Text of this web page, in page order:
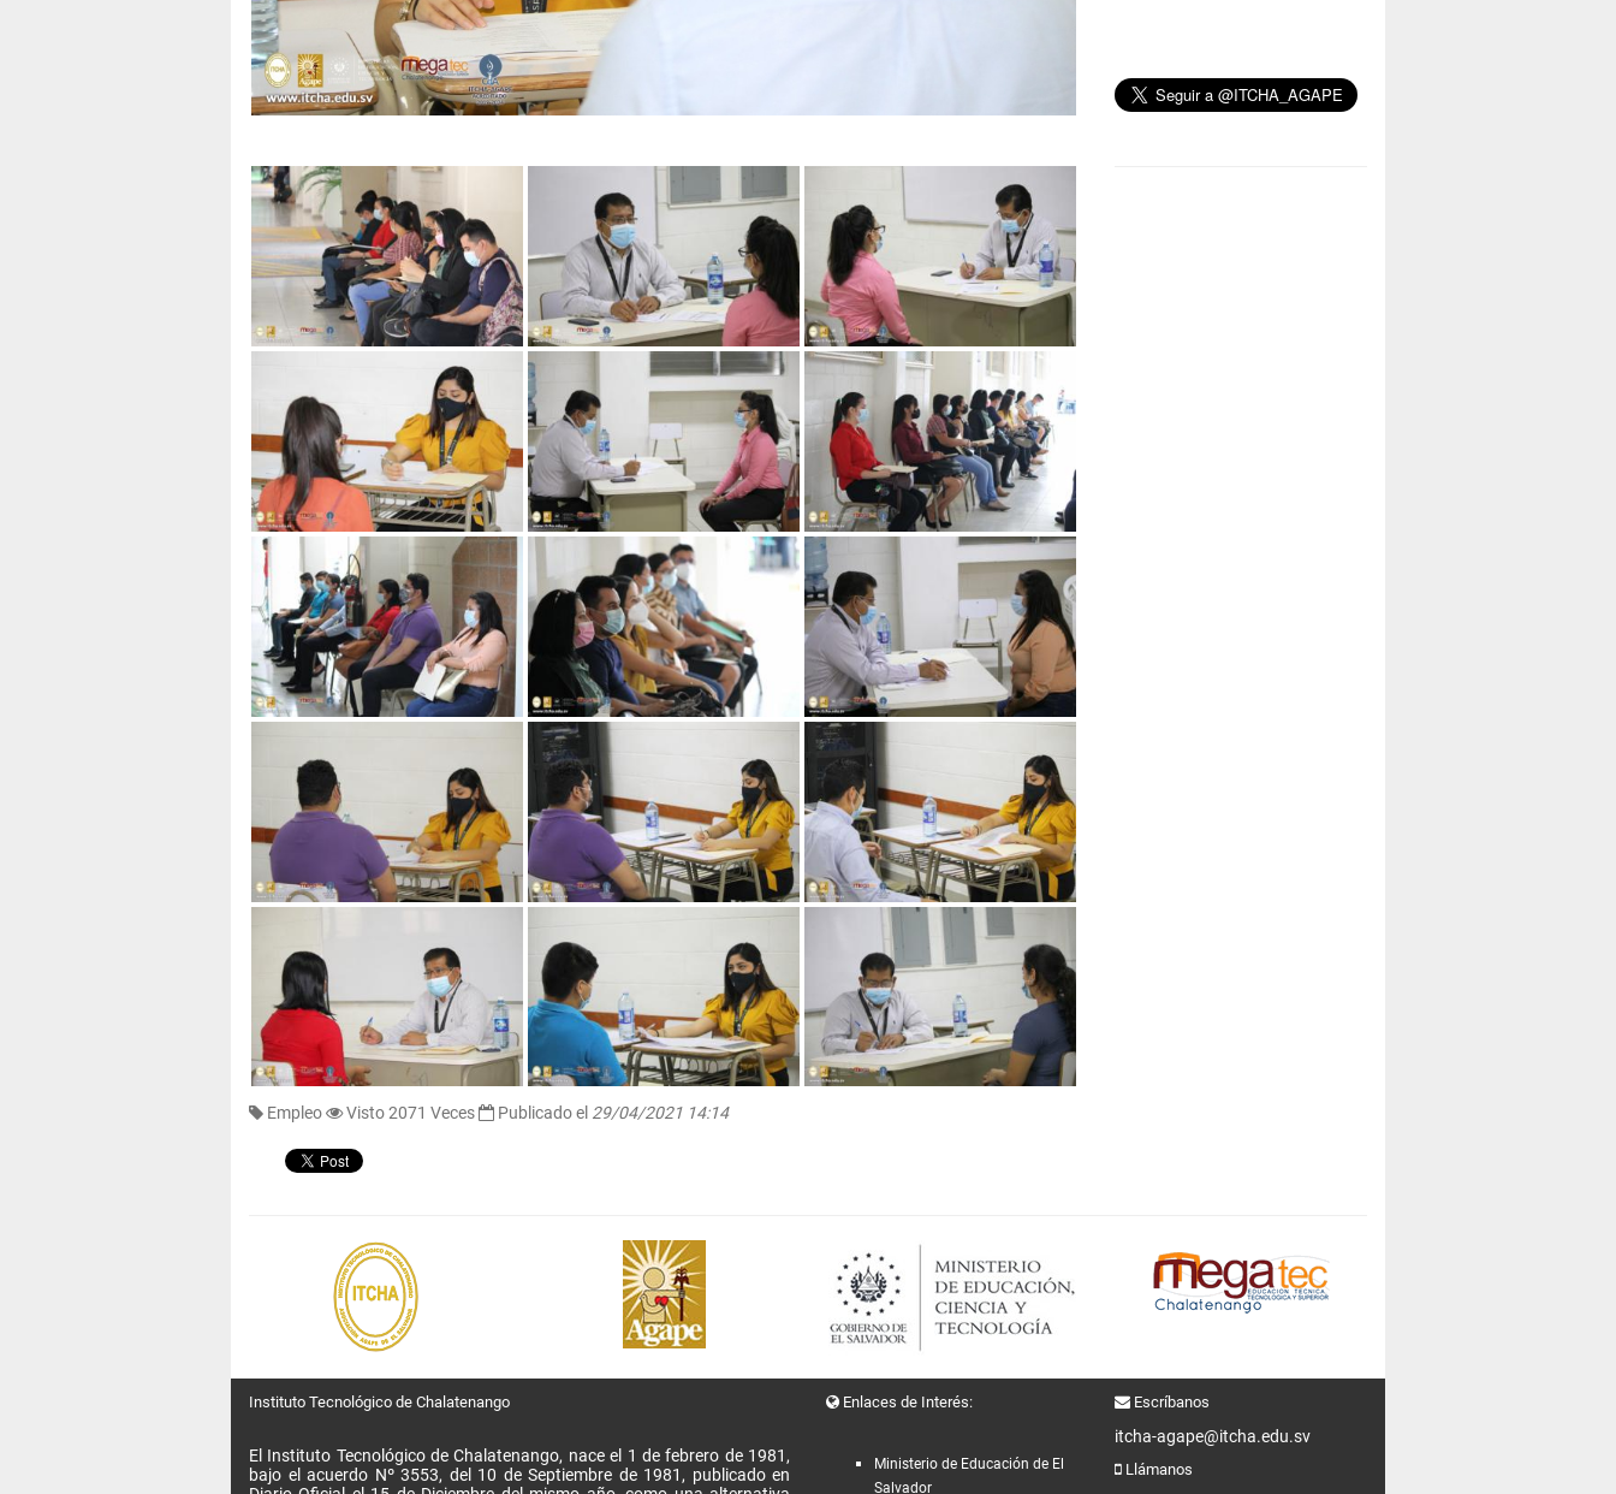
Empleo Visto 2071 Veces Publicado el 29/04/2021 14:14
Instituto Tecnológico de Chalatenango
El Instituto Tecnológico de Chalatenango, nace el 1 de febrero de 1981,
bajo el acuerdo Nº 3553, del 10 de Septiembre de 1981, publicado en
Enlaces de Interés:
Ministerio de Educación de El
Salvador
Escríbanos
itcha-agape@itcha.edu.sv
Llámanos